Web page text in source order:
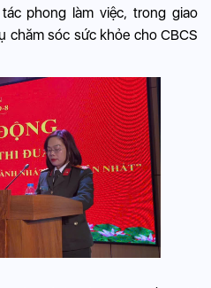
phong làm việc, trong giao
chăm sóc sức khỏe cho CBCS